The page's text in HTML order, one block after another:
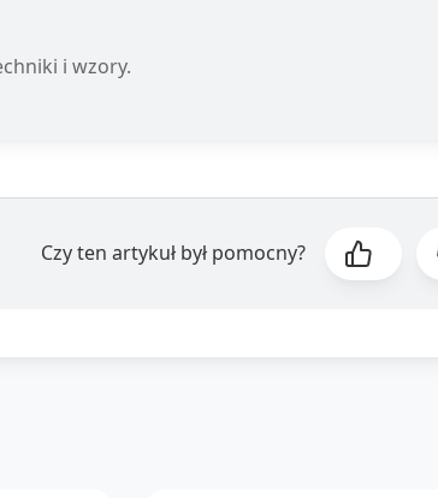
i wzory.
Czy ten artykuł był pomocny?